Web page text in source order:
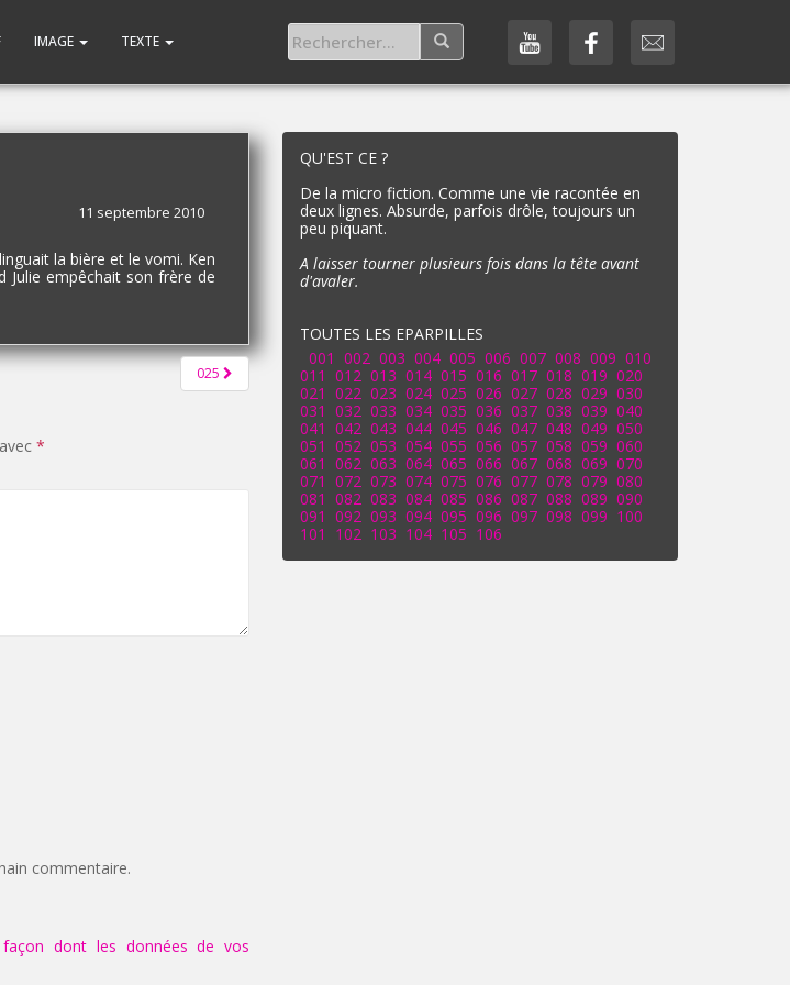
IMAGE TEXTE
11 septembre 2010
la bière et le vomi. Ken
empêchait son frère de
025
*
commentaire.
dont les données de vos
QU'EST CE ?
De la micro fiction. Comme une vie racontée en
deux lignes. Absurde, parfois drôle, toujours un
peu piquant.
A laisser tourner plusieurs fois dans la tête avant
d'avaler.
TOUTES LES EPARPILLES
001 002 003 004 005 006 007 008 009 010
011 012 013 014 015 016 017 018 019 020
021 022 023 024 025 026 027 028 029 030
031 032 033 034 035 036 037 038 039 040
041 042 043 044 045 046 047 048 049 050
051 052 053 054 055 056 057 058 059 060
061 062 063 064 065 066 067 068 069 070
071 072 073 074 075 076 077 078 079 080
081 082 083 084 085 086 087 088 089 090
091 092 093 094 095 096 097 098 099 100
101
102 103 104 105 106